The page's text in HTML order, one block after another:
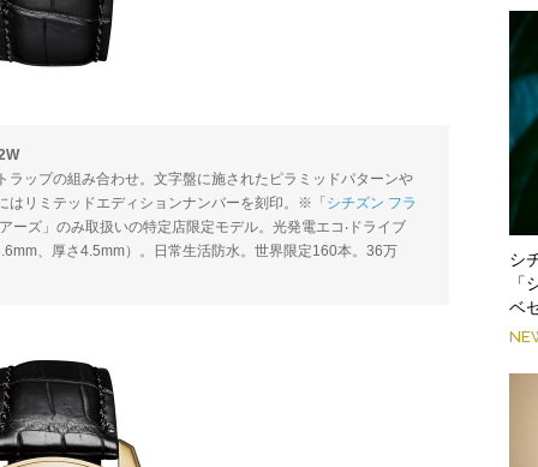
ップの組み合わせ。文字盤に施されたピラミッドパターンや
はリミテッドエディションナンバーを刻印。※「 シチズン フラ
ーズ」のみ取扱いの特定店限定モデル。光発電エコ‧ドライブ
、厚さ4.5mm）。日常生活防水。世界限定160本。36万
シ
ベ